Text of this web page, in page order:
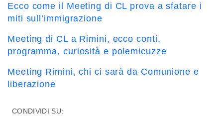
Ecco come il Meeting di CL prova a sfatare i
miti sull’immigrazione
Meeting di CL a Rimini, ecco conti,
programma, curiosità e polemicuzze
Meeting Rimini, chi ci sarà da Comunione e
liberazione
CONDIVIDI SU: